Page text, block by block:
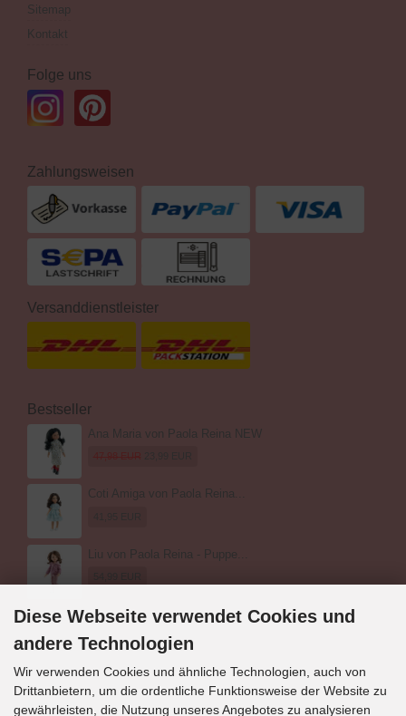
Sitemap
Kontakt
Folge uns
Zahlungsweisen
Versanddienstleister
Bestseller
Ana Maria von Paola Reina NEW
Coti Amiga von Paola Reina...
Liu von Paola Reina - Puppe...
Kontakt
Diese Webseite verwendet Cookies und
andere Technologien
Wir verwenden Cookies und ähnliche Technologien, auch von
Drittanbietern, um die ordentliche Funktionsweise der Website zu
gewährleisten, die Nutzung unseres Angebotes zu analysieren